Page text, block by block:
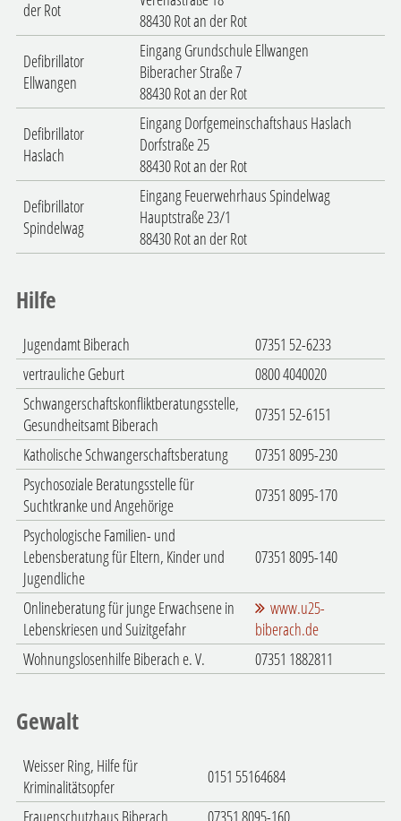
der Rot
88430 Rot an der Rot
Defibrillator
Ellwangen
Eingang Grundschule Ellwangen
Biberacher Straße 7
88430 Rot an der Rot
Defibrillator
Haslach
Eingang Dorfgemeinschaftshaus Haslach
Dorfstraße 25
88430 Rot an der Rot
Defibrillator
Spindelwag
Eingang Feuerwehrhaus Spindelwag
Hauptstraße 23/1
88430 Rot an der Rot
Hilfe
Jugendamt Biberach
07351 52-6233
vertrauliche Geburt
0800 4040020
Schwangerschaftskonfliktberatungsstelle,
Gesundheitsamt Biberach
07351 52-6151
Katholische Schwangerschaftsberatung
07351 8095-230
Psychosoziale Beratungsstelle für
Suchtkranke und Angehörige
07351 8095-170
Psychologische Familien- und
Lebensberatung für Eltern, Kinder und
Jugendliche
07351 8095-140
Onlineberatung für junge Erwachsene in
Lebenskriesen und Suizitgefahr
www.u25-
biberach.de
Wohnungslosenhilfe Biberach e. V.
07351 1882811
Gewalt
Weisser Ring, Hilfe für
Kriminalitätsopfer
0151 55164684
Frauenschutzhaus Biberach
07351 8095-160